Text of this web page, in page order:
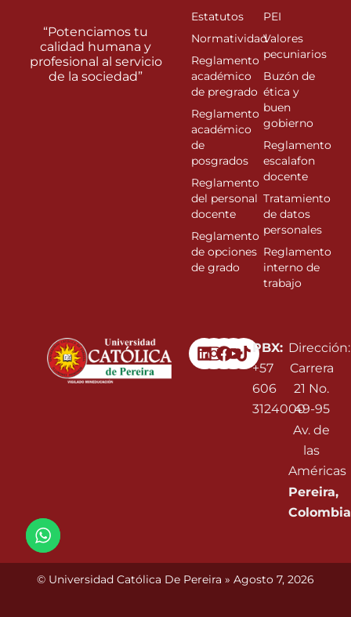
Linkedin
Instagram
Facebook
Youtube
PBX:
+57
606
3124000
Dirección:
Carrera
21 No.
49-95
Av. de
las
Américas
Pereira,
Colombia
“Potenciamos tu
calidad humana y
profesional al servicio
de la sociedad”
Estatutos
Normatividad
Reglamento
académico
de pregrado
Reglamento
académico
de
posgrados
Reglamento
del personal
docente
Reglamento
de opciones
de grado
PEI
Valores
pecuniarios
Buzón de
ética y
buen
gobierno
Reglamento
escalafon
docente
Tratamiento
de datos
personales
Reglamento
interno de
trabajo
© Universidad Católica De Pereira » Agosto 7, 2026